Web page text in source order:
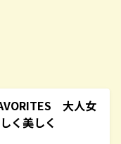
大人女
く美しく